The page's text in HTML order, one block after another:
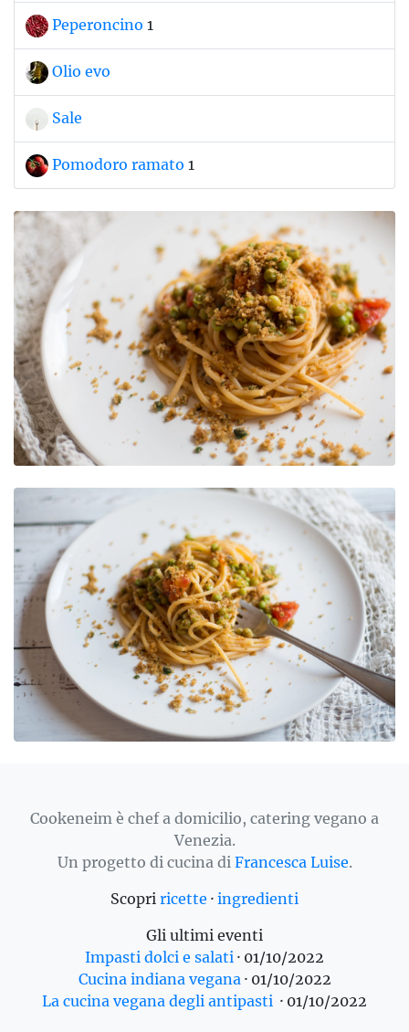
Peperoncino 1
Olio evo
Sale
Pomodoro ramato 1
Cookeneim è chef a domicilio, catering vegano a
Venezia.
Un progetto di cucina di Francesca Luise.
Scopri ricette · ingredienti
Gli ultimi eventi
Impasti dolci e salati · 01/10/2022
Cucina indiana vegana · 01/10/2022
La cucina vegana degli antipasti · 01/10/2022